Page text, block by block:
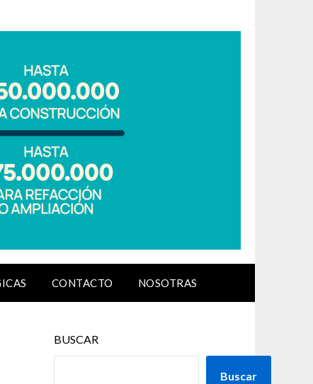
CONTACTO NOSOTRAS
BUSCAR
Buscar